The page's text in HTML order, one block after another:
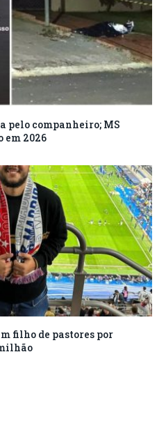
pelo companheiro; MS
em 2026
filho de pastores por